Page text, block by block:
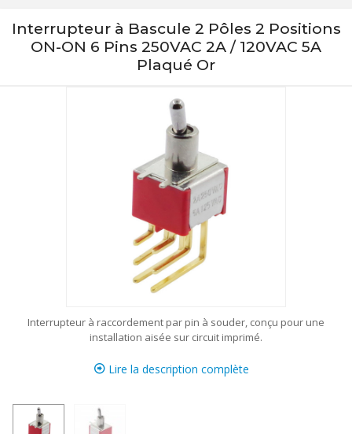
Interrupteur à Bascule 2 Pôles 2 Positions
ON-ON 6 Pins 250VAC 2A / 120VAC 5A
Plaqué Or
Interrupteur à raccordement par pin à souder, conçu pour une
installation aisée sur circuit imprimé.
Lire la description complète